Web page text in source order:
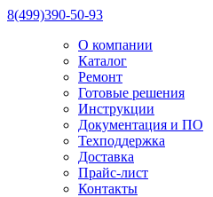
8(499)390-50-93
О компании
Каталог
Ремонт
Готовые решения
Инструкции
Документация и ПО
Техподдержка
Доставка
Прайс-лист
Контакты